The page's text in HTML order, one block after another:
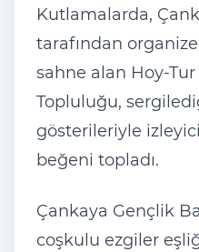
Kutlamalarda,
tarafından
sahne alan Hoy-Tur
Topluluğu,
gösterileriyle
beğeni topladı.
Çankaya Gençlik
coşkulu ezgiler